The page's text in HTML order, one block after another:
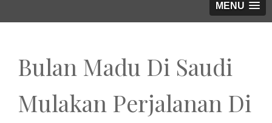
MENU
Bulan Madu Di Saudi
Mulakan Perjalanan Di